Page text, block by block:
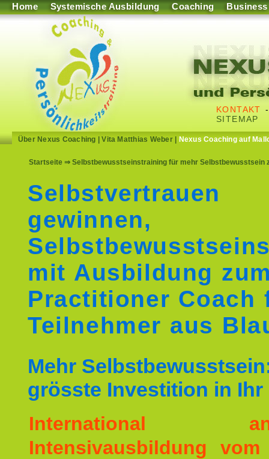
Home Systemische Ausbildung Coaching Business
KONTAKT
SITEMAP
Über Nexus Coaching |Vita Matthias Weber| Nexus Coaching auf
Startseite ⇒ Selbstbewusstseinstraining für mehr Selbstbewusstsein
Selbstvertrauen
gewinnen,
mit Ausbildung
Practitioner Coach
Teilnehmer aus
Mehr
grösste Investition in Ihr
International
Intensivausbildung vom